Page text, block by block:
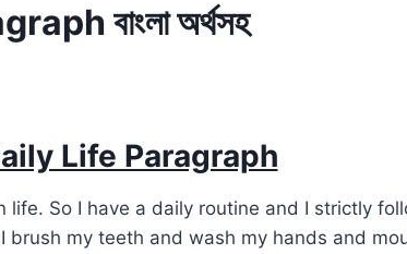
বাংলা অর্থসহ
Life Paragraph
life. So I have a daily routine and I strictly
brush my teeth and wash my hands and